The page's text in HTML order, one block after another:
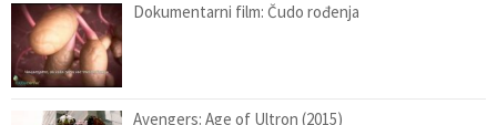
Dokumentarni film: Čudo rođenja
Avengers: Age of Ultron (2015)